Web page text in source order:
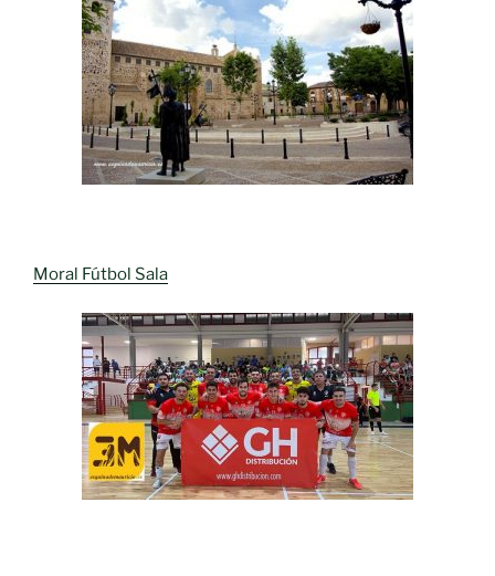
Moral Fútbol Sala